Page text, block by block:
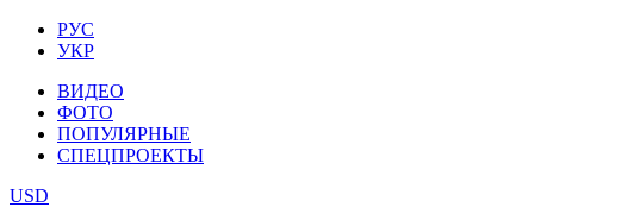
РУС
УКР
ВИДЕО
ФОТО
ПОПУЛЯРНЫЕ
СПЕЦПРОЕКТЫ
USD